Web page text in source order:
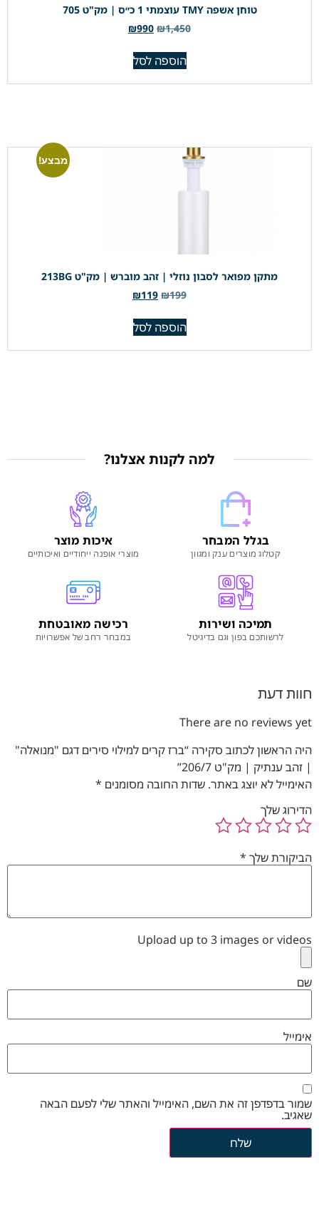
טוחן אשפה TMY עוצמתי 1 כ״ס | מק"ט 705
₪1,450
₪990
הוספה לסל
מבצע!
מתקן מפואר לסבון נוזלי | זהב מוברש | מק"ט 213BG
₪199
₪119
הוספה לסל
למה לקנות אצלנו?
בגלל המבחר
קטלוג מוצרים ענק ומגוון
איכות מוצר
מוצרי אופנה ייחודיים ואיכותיים
תמיכה ושירות
לרשותכם בפון וגם בדיגיטל
רכישה מאובטחת
במבחר רחב של אפשרויות
חוות דעת
There are no reviews yet
היה הראשון לכתוב סקירה “ברז קרים למילוי סירים דגם "מנואלה"
| זהב ענתיק | מק"ט 206/7”
האימייל לא יוצג באתר. שדות החובה מסומנים *
הדירוג שלך
הביקורת שלך *
Upload up to 3 images or videos
שם
אימייל
שמור בדפדפן זה את השם, האימייל והאתר שלי לפעם הבאה
שאגיב.